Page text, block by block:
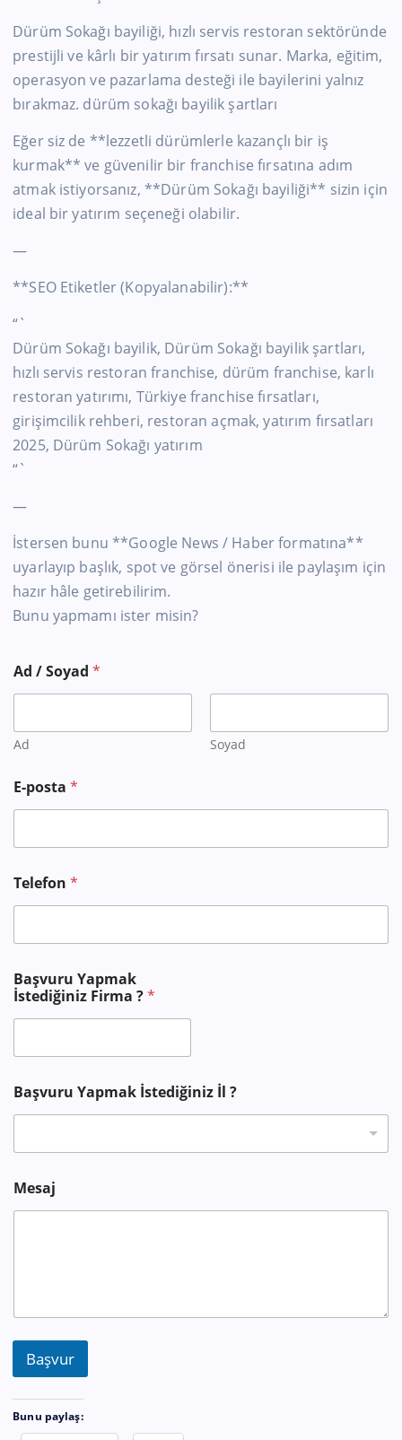
Dürüm Sokağı bayiliği, hızlı servis restoran sektöründe
prestijli ve kârlı bir yatırım fırsatı sunar. Marka, eğitim,
operasyon ve pazarlama desteği ile bayilerini yalnız
bırakmaz. dürüm sokağı bayilik şartları
Eğer siz de **lezzetli dürümlerle kazançlı bir iş
kurmak** ve güvenilir bir franchise fırsatına adım
atmak istiyorsanız, **Dürüm Sokağı bayiliği** sizin için
ideal bir yatırım seçeneği olabilir.
—
**SEO Etiketler (Kopyalanabilir):**
“`
Dürüm Sokağı bayilik, Dürüm Sokağı bayilik şartları,
hızlı servis restoran franchise, dürüm franchise, karlı
restoran yatırımı, Türkiye franchise fırsatları,
girişimcilik rehberi, restoran açmak, yatırım fırsatları
2025, Dürüm Sokağı yatırım
“`
—
İstersen bunu **Google News / Haber formatına**
uyarlayıp başlık, spot ve görsel önerisi ile paylaşım için
hazır hâle getirebilirim.
Bunu yapmamı ister misin?
Ad / Soyad*
Ad Soyad
E-posta*
Telefon*
B
a
ş
u
u
Başvuru Yapmak
İstediğiniz Firma ?*
Başvuru Yapmak İstediğiniz İl ?
Mesaj
Başvur
Bunu paylaş: